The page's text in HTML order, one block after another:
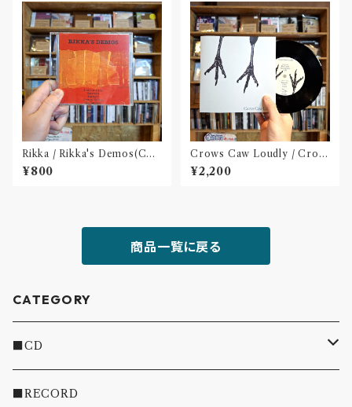
Rikka / Rikka's Demos(CD-
R)
¥800
Crows Caw Loudly / Crow
s Caw Loudly(2枚組 7 inch)
¥2,200
商品一覧に戻る
CATEGORY
■CD
・INDIE
■RECORD